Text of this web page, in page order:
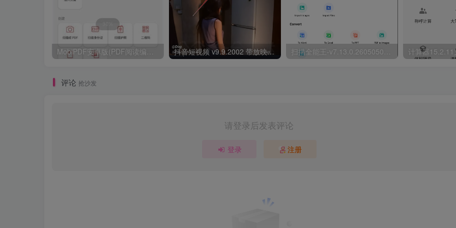
抖音短视频 v9.9.2002 带放映厅版
评论 抢沙发
请登录后发表评论
登录 注册